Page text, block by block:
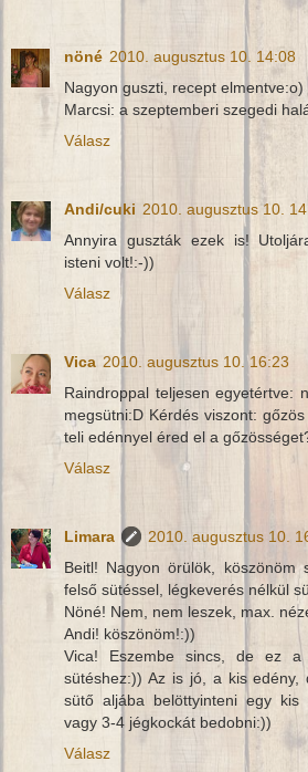
nöné 2010. augusztus 10. 14:08
Nagyon guszti, recept elmentve:o)
Marcsi: a szeptemberi szegedi
Válasz
Andi/cuki 2010. augusztus 10.
Annyira guszták ezek is!
isteni volt!:-))
Válasz
Vica 2010. augusztus 10. 16:23
Raindroppal teljesen egyetértve:
megsütni:D Kérdés viszont:
teli edénnyel éred el a
Válasz
Limara
2010. augusztus 10.
Beitl! Nagyon örülök, köszönöm
felső sütéssel, légkeverés nélkül
Nöné! Nem, nem leszek, max.
Andi! köszönöm!:))
Vica! Eszembe sincs, de ez
sütéshez:)) Az is jó, a kis
sütő aljába belöttyinteni egy kis
vagy 3-4 jégkockát bedobni:))
Válasz